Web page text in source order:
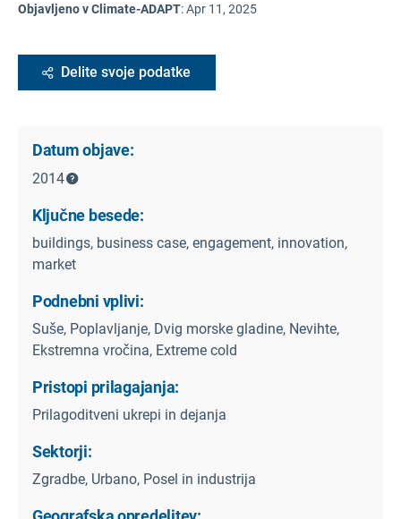
Objavljeno v Climate-ADAPT:Apr 11, 2025
Delite svoje podatke
Datum objave:
2014
Ključne besede:
buildings, business case, engagement, innovation,
market
Podnebni vplivi:
Suše, Poplavljanje, Dvig morske gladine, Nevihte,
Ekstremna vročina, Extreme cold
Pristopi prilagajanja:
Prilagoditveni ukrepi in dejanja
Sektorji:
Zgradbe, Urbano, Posel in industrija